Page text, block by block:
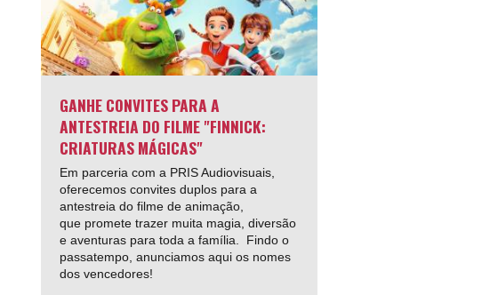
GANHE CONVITES PARA A
ANTESTREIA DO FILME "FINNICK:
CRIATURAS MÁGICAS"
Em parceria com a PRIS Audiovisuais,
oferecemos convites duplos para a
antestreia do filme de animação,
que promete trazer muita magia, diversão
e aventuras para toda a família. Findo o
passatempo, anunciamos aqui os nomes
dos vencedores!